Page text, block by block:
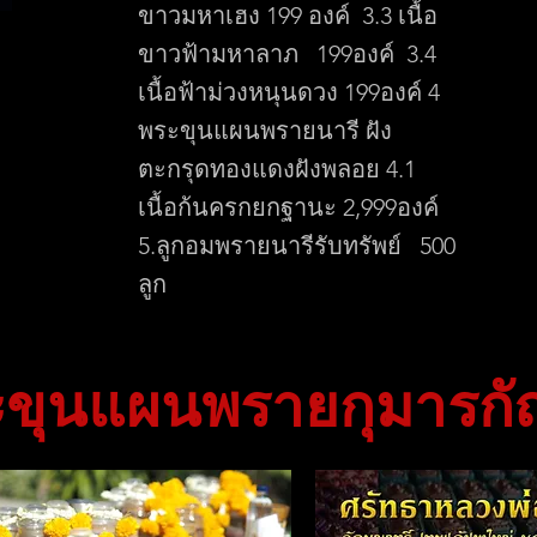
ขาวมหาเฮง 199 องค์ 3.3 เนื้อ
ขาวฟ้ามหาลาภ 199องค์ 3.4
เนื้อฟ้าม่วงหนุนดวง 199องค์ 4
พระขุนแผนพรายนารี ฝัง
ตะกรุดทองแดงฝังพลอย 4.1
เนื้อก้นครกยกฐานะ 2,999องค์
5.ลูกอมพรายนารีรับทรัพย์ 500
ลูก
ขุนแผนพรายกุมาร